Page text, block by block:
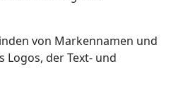
von Markennamen und
Logos, der Text- und